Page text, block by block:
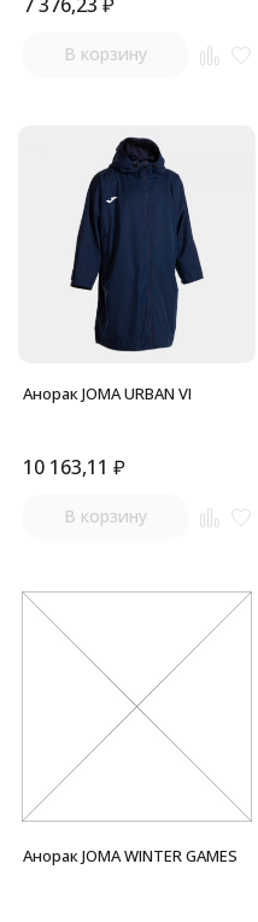
В корзину
Анорак JOMA URBAN VI
10 163,11 ₽
В корзину
Анорак JOMA WINTER GAMES